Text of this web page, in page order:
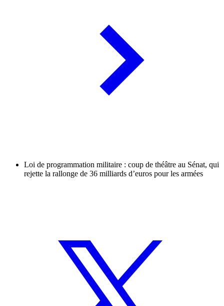
Loi de programmation militaire : coup de théâtre au Sénat, qui
rejette la rallonge de 36 milliards d’euros pour les armées